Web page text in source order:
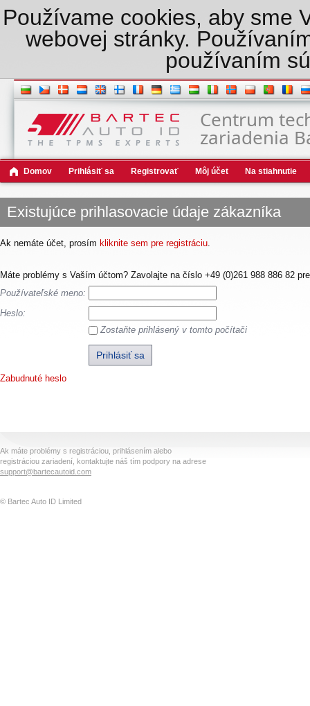
Používame cookies, aby sme
webovej stránky.
používaním
Centrum
zariadenia
Domov Prihlásiť sa Registrovať Môj účet Na stiahnutie
Existujúce prihlasovacie údaje zákazníka
Ak nemáte účet, prosím kliknite sem pre registráciu.
Máte problémy s Vaším účtom? Zavolajte na číslo +49 (0)261 988 886 82
Používateľské meno:
Heslo:
Zostaňte prihlásený v tomto počítači
Zabudnuté heslo
Ak máte problémy s registráciou, prihlásením alebo
registráciou zariadení, kontaktujte náš tím podpory na adrese
support@bartecautoid.com
© Bartec Auto ID Limited